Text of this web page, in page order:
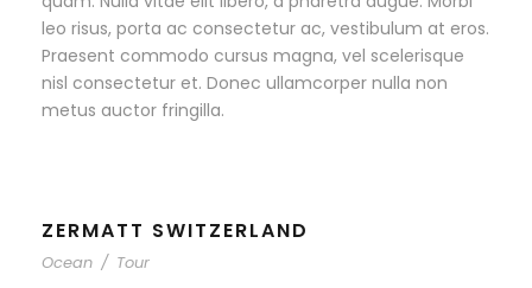
leo risus, porta ac consectetur ac, vestibulum at eros.
Praesent commodo cursus magna, vel scelerisque
nisl consectetur et. Donec ullamcorper nulla non
metus auctor fringilla.
ZERMATT SWITZERLAND
Ocean / Tour